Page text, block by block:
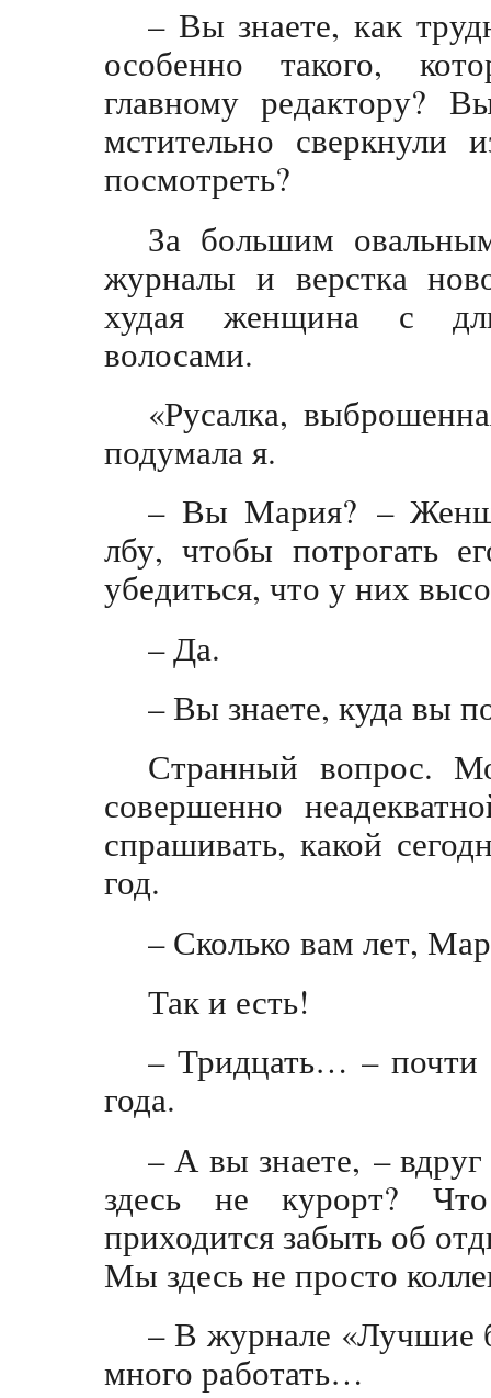
– Вы знаете, как
особенно такого,
главному редактору?
мстительно сверкнули
посмотреть?
За большим
журналы и верстка
худая женщина с
волосами.
«Русалка,
подумала я.
– Вы Мария? –
лбу, чтобы потрогать
убедиться, что у них
– Да.
– Вы знаете, куда вы
Странный вопрос.
совершенно
спрашивать, какой
год.
– Сколько вам лет,
Так и есть!
– Тридцать… – почти
года.
– А вы знаете, – вдруг
здесь не курорт?
приходится забыть об
Мы здесь не просто
– В журнале «Лучшие
много работать…